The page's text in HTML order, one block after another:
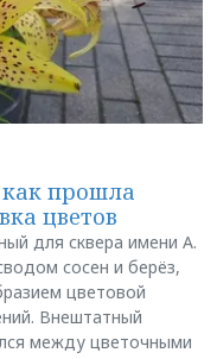
прошла
цветов
для сквера имени А.
сосен и берёз,
цветовой
Внештатный
между цветочными